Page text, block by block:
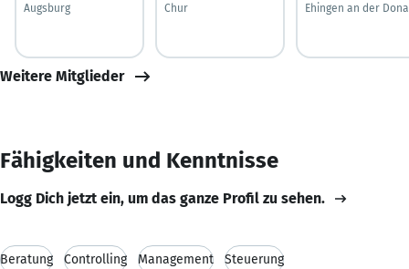
Augsburg
Chur
Ehingen an der
Weitere Mitglieder
Fähigkeiten und Kenntnisse
Logg Dich jetzt ein, um das ganze Profil zu sehen.
Beratung Controlling Management Steuerung